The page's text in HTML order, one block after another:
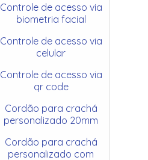
Controle de acesso via
biometria facial
Controle de acesso via
celular
Controle de acesso via
qr code
Cordão para crachá
personalizado 20mm
Cordão para crachá
personalizado com